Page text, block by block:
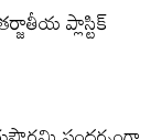
ప్లాస్టిక్